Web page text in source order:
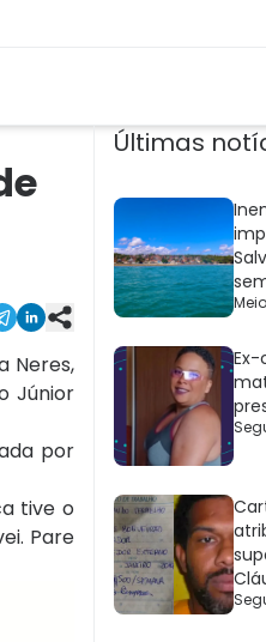
Neres,
Júnior
por
tive o
Pare
Últimas